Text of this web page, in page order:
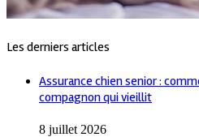
Les derniers articles
Assurance chien senior :
compagnon qui vieillit
8 juillet 2026